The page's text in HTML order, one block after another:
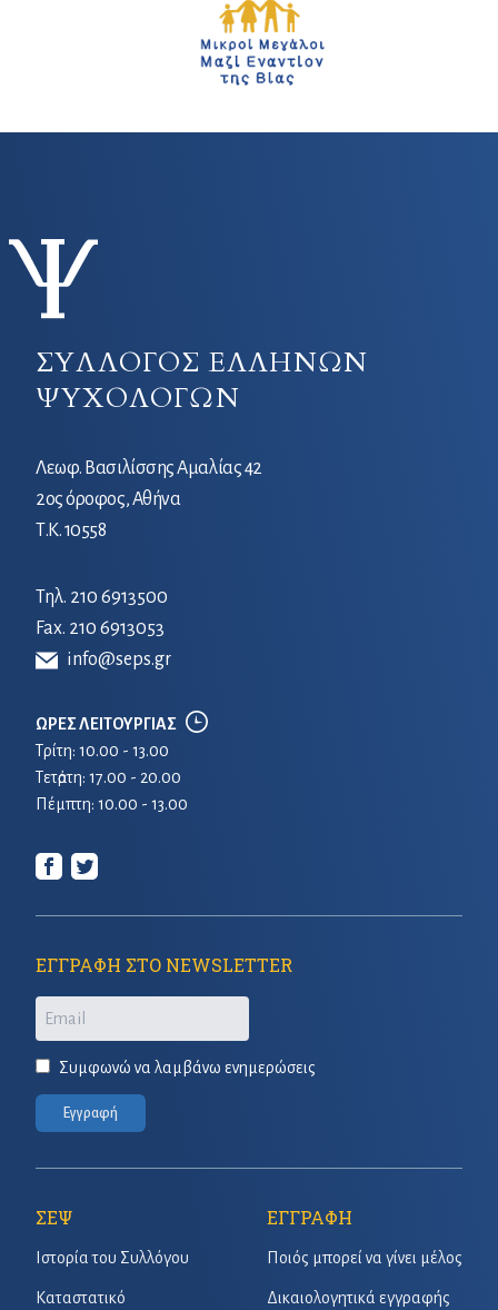
ΣΥΛΛΟΓΟΣ ΕΛΛΗΝΩΝ
ΨΥΧΟΛΟΓΩΝ
Λεωφ. Βασιλίσσης Αμαλίας 42
2ος όροφος, Αθήνα
Τ.Κ. 10558
Τηλ. 210 6913500
Fax. 210 6913053
info@seps.gr
ΩΡΕΣ ΛΕΙΤΟΥΡΓΙΑΣ
Τρίτη: 10.00 - 13.00
Τετἀρτη: 17.00 - 20.00
Πέμπτη: 10.00 - 13.00
ΕΓΓΡΑΦΗ ΣΤΟ NEWSLETTER
Email
Συμφωνώ να λαμβάνω ενημερώσεις
Εγγραφή
ΣΕΨ
Ιστορία του Συλλόγου
Καταστατικό
ΕΓΓΡΑΦΗ
Ποιός μπορεί να γίνει μέλος
Δικαιολογητικά εγγραφής